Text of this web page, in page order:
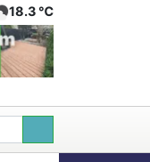
18.3 ℃